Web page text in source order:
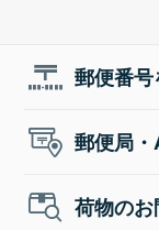
郵便番
郵便局
荷物の